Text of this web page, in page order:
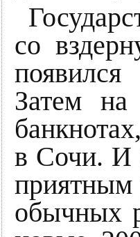
со
Затем на
в Сочи. И
обычных